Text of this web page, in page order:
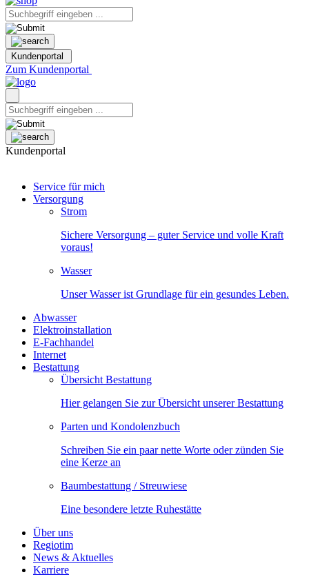
Kundenportal
Zum Kundenportal
Kundenportal
Service für mich
Versorgung
Strom
Sichere Versorgung – guter Service und volle Kraft
voraus!
Wasser
Unser Wasser ist Grundlage für ein gesundes Leben.
Abwasser
Elektroinstallation
E-Fachhandel
Internet
Bestattung
Übersicht Bestattung
Hier gelangen Sie zur Übersicht unserer Bestattung
Parten und Kondolenzbuch
Schreiben Sie ein paar nette Worte oder zünden Sie
eine Kerze an
Baumbestattung / Streuwiese
Eine besondere letzte Ruhestätte
Über uns
Regiotim
News & Aktuelles
Karriere